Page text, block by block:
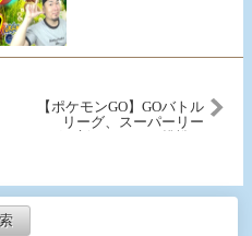
【ポケモンGO】GOバトル
リーグ、スーパーリー